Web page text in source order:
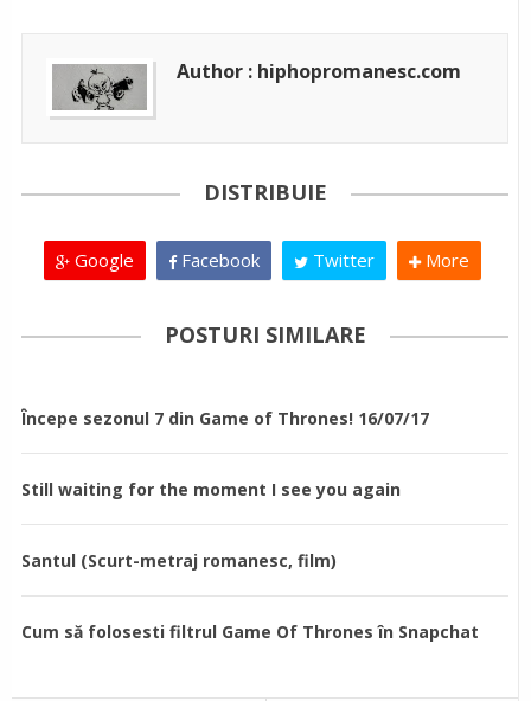
Author : hiphopromanesc.com
DISTRIBUIE
Google Facebook Twitter More
POSTURI SIMILARE
Începe sezonul 7 din Game of Thrones! 16/07/17
Still waiting for the moment I see you again
Santul (Scurt-metraj romanesc, film)
Cum să folosesti filtrul Game Of Thrones în Snapchat